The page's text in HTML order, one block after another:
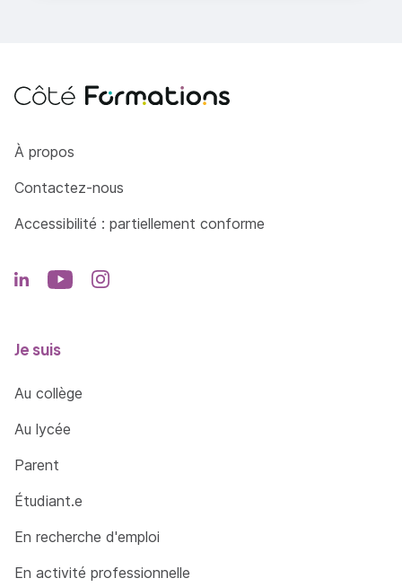
Côté Formations
À propos
Contactez-nous
Accessibilité : partiellement conforme
Je suis
Au collège
Au lycée
Parent
Étudiant.e
En recherche d'emploi
En activité professionnelle